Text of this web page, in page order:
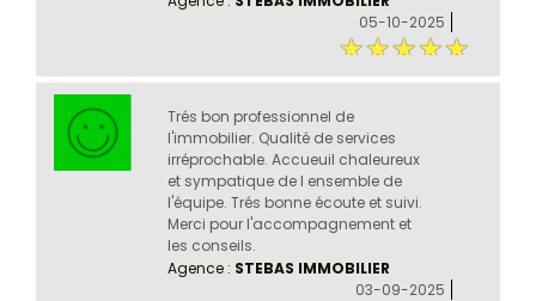
05-10-2025
Trés bon professionnel de
l'immobilier. Qualité de services
irréprochable. Accueuil chaleureux
et sympatique de l ensemble de
l'équipe. Trés bonne écoute et suivi.
Merci pour l'accompagnement et
les conseils.
Agence : STEBAS IMMOBILIER
03-09-2025